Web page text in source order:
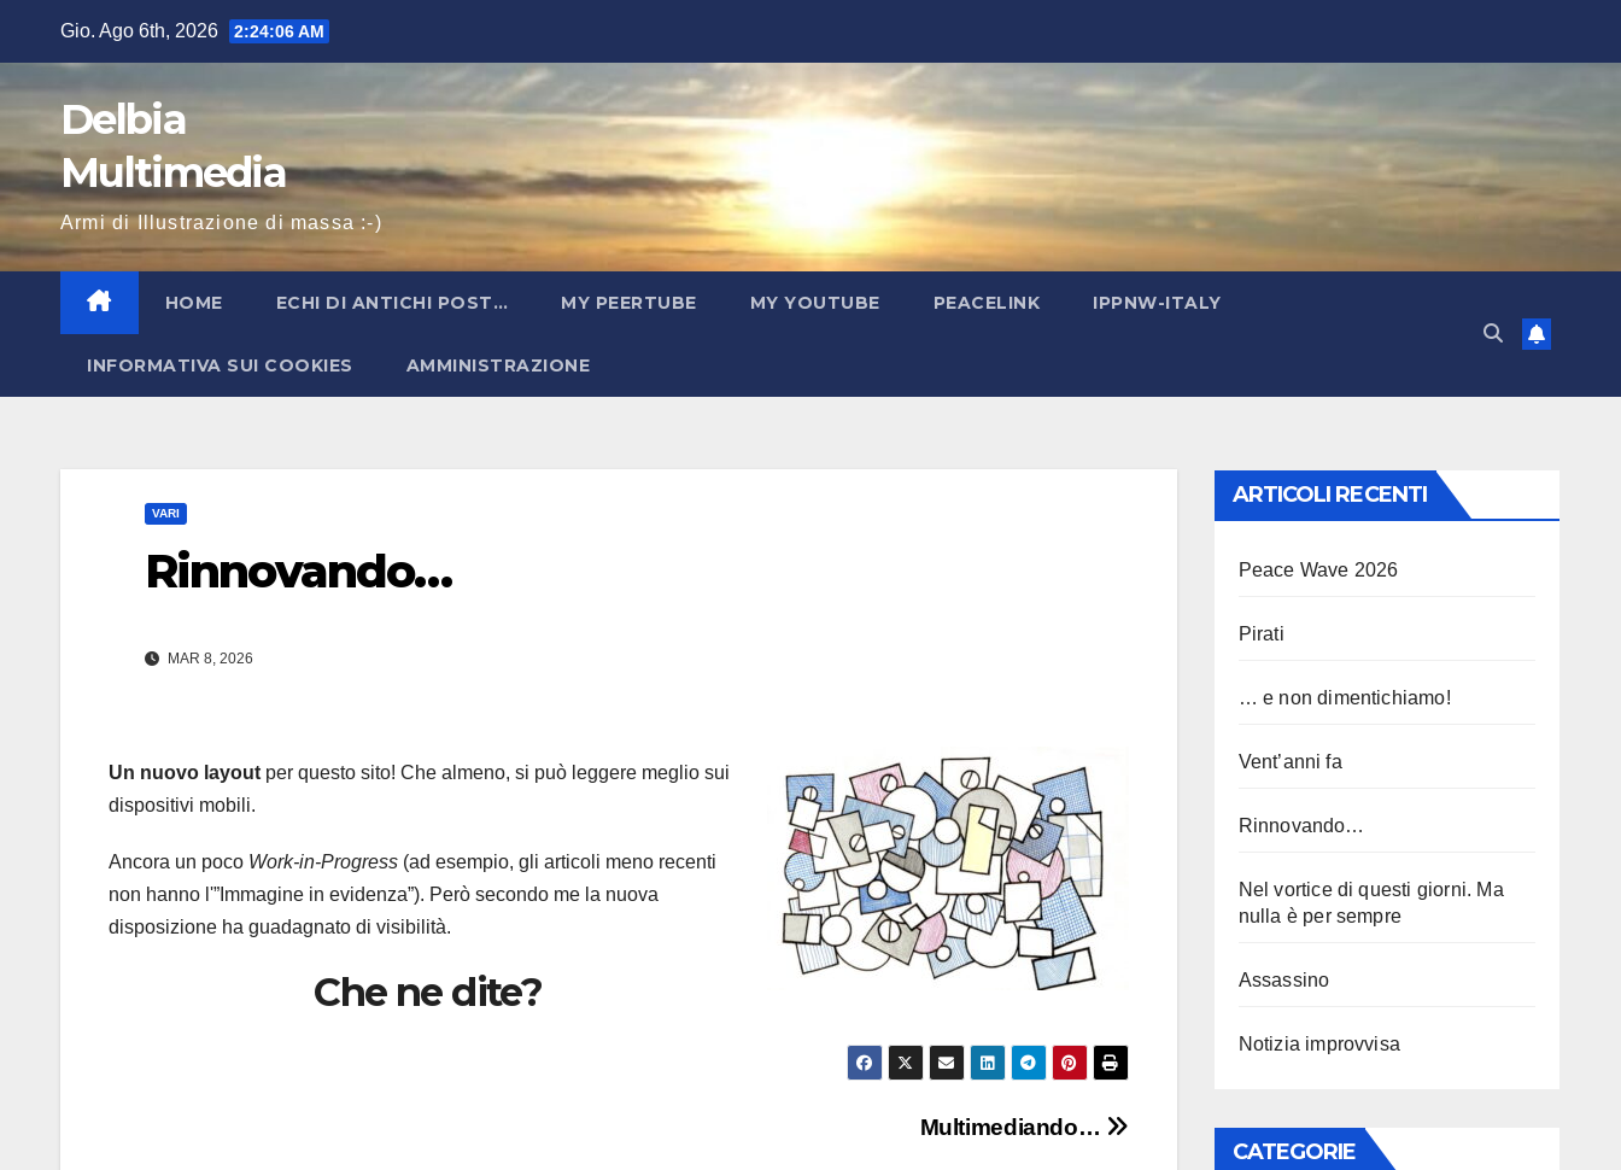
contenuto
Gio. Ago 6th, 2026 2:24:07 AM
Delbia
Multimedia
Armi di Illustrazione di massa :-)
HOME ECHI DI ANTICHI POST… MY PEERTUBE MY YOUTUBE PEACELINK IPPNW-ITALY
INFORMATIVA SUI COOKIES AMMINISTRAZIONE
VARI
Rinnovando…
MAR 8, 2026
Un nuovo layout per questo sito! Che almeno, si può leggere meglio sui
dispositivi mobili.
Ancora un poco Work-in-Progress (ad esempio, gli articoli meno recenti
non hanno l'”Immagine in evidenza”). Però secondo me la nuova
disposizione ha guadagnato di visibilità.
Che ne dite?
Multimediando…
ARTICOLI RECENTI
Peace Wave 2026
Pirati
… e non dimentichiamo!
Vent’anni fa
Rinnovando…
Nel vortice di questi giorni. Ma
nulla è per sempre
Assassino
Notizia improvvisa
CATEGORIE